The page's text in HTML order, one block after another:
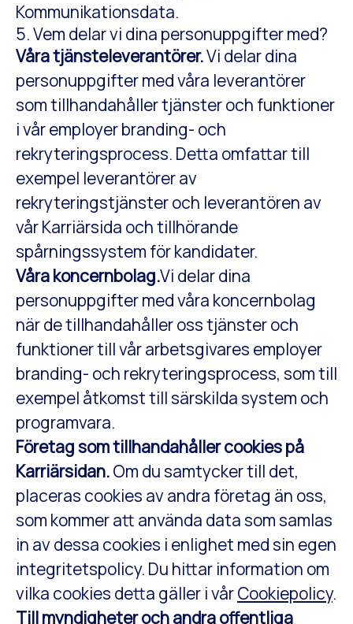
Kommunikationsdata.
5. Vem delar vi dina personuppgifter med?
Våra tjänsteleverantörer.Vi delar dina
personuppgifter med våra leverantörer
som tillhandahåller tjänster och funktioner
i vår employer branding- och
rekryteringsprocess. Detta omfattar till
exempel leverantörer av
rekryteringstjänster och leverantören av
vår Karriärsida och tillhörande
spårningssystem för kandidater.
Våra koncernbolag.Vi delar dina
personuppgifter med våra koncernbolag
när de tillhandahåller oss tjänster och
funktioner till vår arbetsgivares employer
branding- och rekryteringsprocess, som till
exempel åtkomst till särskilda system och
programvara.
Företag som tillhandahåller cookies på
Karriärsidan.Om du samtycker till det,
placeras cookies av andra företag än oss,
som kommer att använda data som samlas
in av dessa cookies i enlighet med sin egen
integritetspolicy. Du hittar information om
vilka cookies detta gäller i vårCookiepolicy.
Till myndigheter och andra offentliga